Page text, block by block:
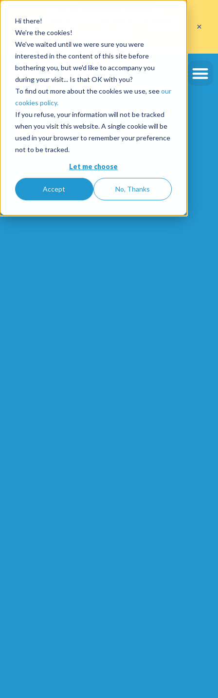
Hi there!
We're the cookies!
We've waited until we were sure you were
interested in the content of this site before
bothering you, but we'd like to accompany you
during your visit... Is that OK with you?
To find out more about the cookies we use, seeour
cookies policy.
If you refuse, your information will not be tracked
when you visit this website. A single cookie will be
used in your browser to remember your preference
not to be tracked.
Let me choose
Accept No, Thanks
sur l'ouverture d'un compte avec le code
jusqu'au 30/09/2026*
J'en profite
×